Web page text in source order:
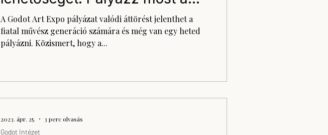
Godot Art Expora
A Godot Art Expo pályázat valódi áttörést jelenthet a
fiatal művész generáció számára és még van egy heted
pályázni. Közismert, hogy a...
Godot Intézet
2023. ápr. 25. 3 perc olvasás